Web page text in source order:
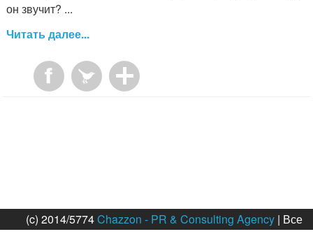
он звучит? ...
Читать далее...
(c) 2014/5774Chazzon - PR & Consulting Agency | Все